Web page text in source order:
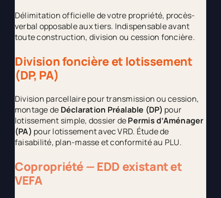
Délimitation officielle de votre propriété, procès-
verbal opposable aux tiers. Indispensable avant
toute construction, division ou cession foncière.
Division foncière et lotissement
(DP, PA)
Division parcellaire pour transmission ou cession,
montage de Déclaration Préalable (DP) pour
lotissement simple, dossier dePermis d’Aménager
(PA) pour lotissement avec VRD. Étude de
faisabilité, plan-masse et conformité au PLU.
Copropriété — EDD existant et
VEFA